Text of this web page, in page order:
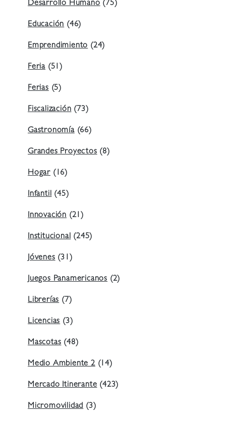
Desarrollo Humano(75)
Educación(46)
Emprendimiento(24)
Feria (51)
Ferias(5)
Fiscalización(73)
Gastronomía(66)
Grandes Proyectos(8)
Hogar (16)
Infantil(45)
Innovación (21)
Institucional(245)
Jóvenes(31)
Juegos Panamericanos (2)
Librerías(7)
Licencias(3)
Mascotas(48)
Medio Ambiente 2(14)
Mercado Itinerante(423)
Micromovilidad(3)